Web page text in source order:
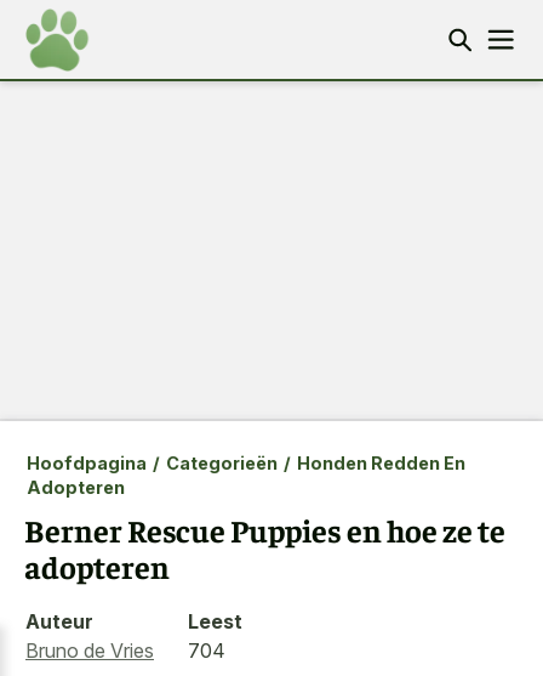
Hoofdpagina / Categorieën / Honden Redden En
Adopteren
Berner Rescue Puppies en hoe ze te
adopteren
Auteur
Bruno de Vries
Leest
704